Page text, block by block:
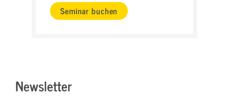
Seminar buchen
Newsletter